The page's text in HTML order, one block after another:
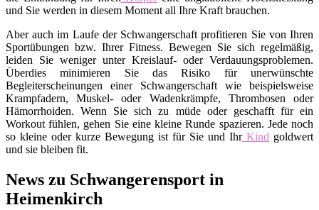
und Sie werden in diesem Moment all Ihre Kraft brauchen.
Aber auch im Laufe der Schwangerschaft profitieren Sie von Ihren
Sportübungen bzw. Ihrer Fitness. Bewegen Sie sich regelmäßig,
leiden Sie weniger unter Kreislauf- oder Verdauungsproblemen.
Überdies minimieren Sie das Risiko für unerwünschte
Begleiterscheinungen einer Schwangerschaft wie beispielsweise
Krampfadern, Muskel- oder Wadenkrämpfe, Thrombosen oder
Hämorrhoiden. Wenn Sie sich zu müde oder geschafft für ein
Workout fühlen, gehen Sie eine kleine Runde spazieren. Jede noch
so kleine oder kurze Bewegung ist für Sie und IhrKind goldwert
und sie bleiben fit.
News zu Schwangerensport in
Heimenkirch